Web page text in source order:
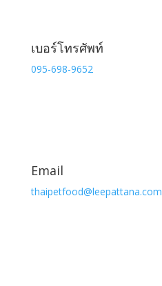
เบอร์โทรศัพท์
095-698-9652
Email
thaipetfood@leepattana.com